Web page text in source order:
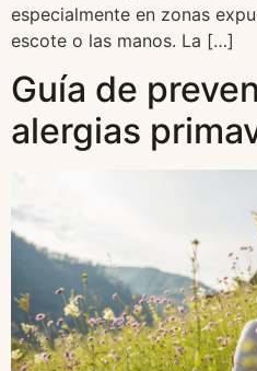
especialmente en zonas
escote o las manos. La […]
Guía de
alergias